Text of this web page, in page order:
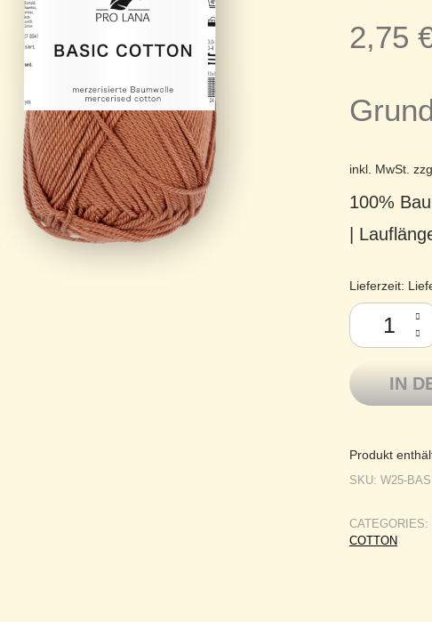
2,75
inkl. MwSt.
100%
|
Lieferzeit:
Pro Lana
IN
Produkt
SKU: W25-
CATEGORIES:
COTTON